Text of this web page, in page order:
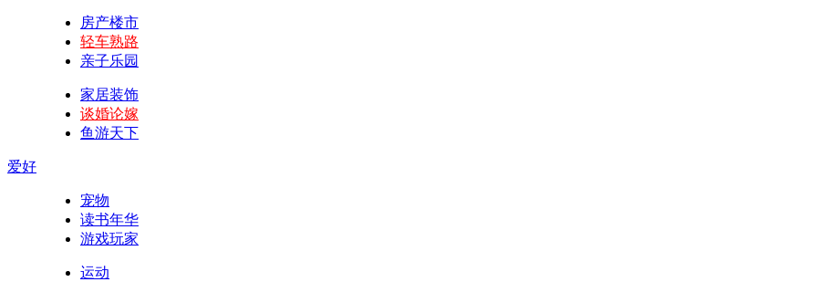
房产楼市
轻车熟路
亲子乐园
家居装饰
谈婚论嫁
鱼游天下
爱好
宠物
读书年华
游戏玩家
运动